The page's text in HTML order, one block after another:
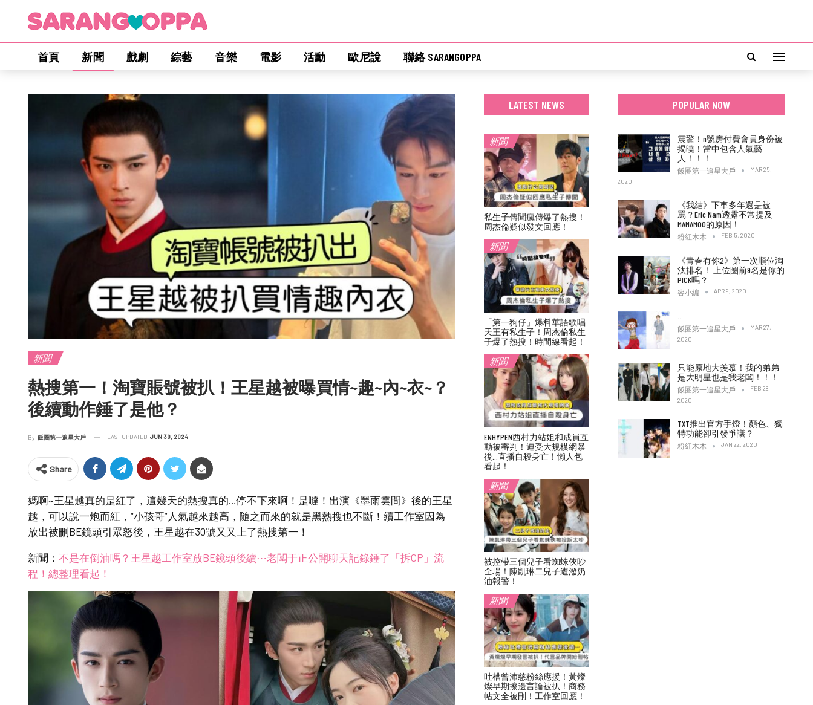
首頁 新聞 戲劇 綜藝 音樂 電影 活動 歐尼說 聯絡 SARANGOPPA
新聞
熱搜第一！淘寶賬號被扒！王星越被曝買情~趣~內~衣~？
後續動作錘了是他？
By 飯圈第一追星大戶 LAST UPDATED JUN 30, 2024
Share
媽啊~王星越真的是紅了，這幾天的熱搜真的…停不下來啊！是噠！出演《墨雨雲間》後的王星
越，可以說一炮而紅，“小孩哥”人氣越來越高，隨之而來的就是黑熱搜也不斷！續工作室因為
放出被刪BE鏡頭引眾怒後，王星越在30號又又上了熱搜第一！
新聞： 不是在倒油嗎？王星越工作室放BE鏡頭後續⋯老闆于正公開聊天記錄錘了「拆CP」流
程！總整理看起！
POPULAR NOW
震驚！n號房付費會員身份被
揭曉！當中包含人氣藝
人！！！
飯圈第一追星大戶
MAR 25,
2020
《我結》下車多年還是被
罵？Eric Nam透露不常提及
MAMAMOO的原因！
粉紅木木 FEB 5, 2020
《青春有你2》第一次順位淘
汰排名！ 上位圈前9名是你的
PICK嗎？
容小編 APR 9, 2020
飯圈第一追星大戶
MAR 27,
2020
只能原地大羨慕！我的弟弟
是大明星也是我老闆！！！
飯圈第一追星大戶
FEB 28,
2020
TXT推出官方手燈！顏色、獨
特功能卻引發爭議？
粉紅木木 JAN 22, 2020
LATEST NEWS
新聞
私生子傳聞瘋傳爆了熱搜！
周杰倫疑似發文回應！
新聞
「第一狗仔」爆料華語歌唱
天王有私生子！周杰倫私生
子爆了熱搜！時間線看起！
新聞
ENHYPEN西村力站姐和成員互
動被審判！遭受大規模網暴
後…直播自殺身亡！懶人包
看起！
新聞
被控帶三個兒子看蜘蛛俠吵
全場！陳凱琳二兒子遭潑奶
油報警！
新聞
吐槽曾沛慈粉絲應援！黃燦
燦早期擦邊言論被扒！商務
帖文全被刪！工作室回應！